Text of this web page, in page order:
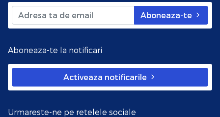
Aboneaza-te
Aboneaza-te la notificari
Activeaza notificarile
Urmareste-ne pe retelele sociale